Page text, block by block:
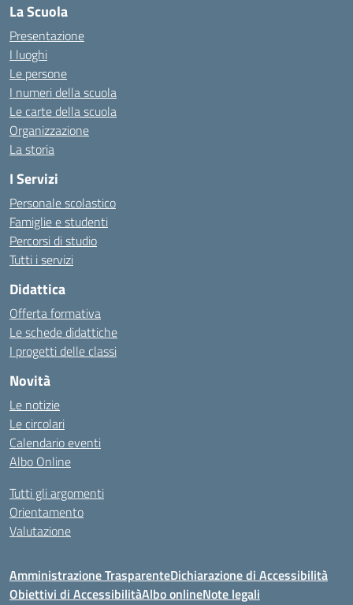
La Scuola
Presentazione
I luoghi
Le persone
I numeri della scuola
Le carte della scuola
Organizzazione
La storia
I Servizi
Personale scolastico
Famiglie e studenti
Percorsi di studio
Tutti i servizi
Didattica
Offerta formativa
Le schede didattiche
I progetti delle classi
Novità
Le notizie
Le circolari
Calendario eventi
Albo Online
Tutti gli argomenti
Orientamento
Valutazione
Amministrazione TrasparenteDichiarazione di Accessibilità
Obiettivi di AccessibilitàAlbo onlineNote legali